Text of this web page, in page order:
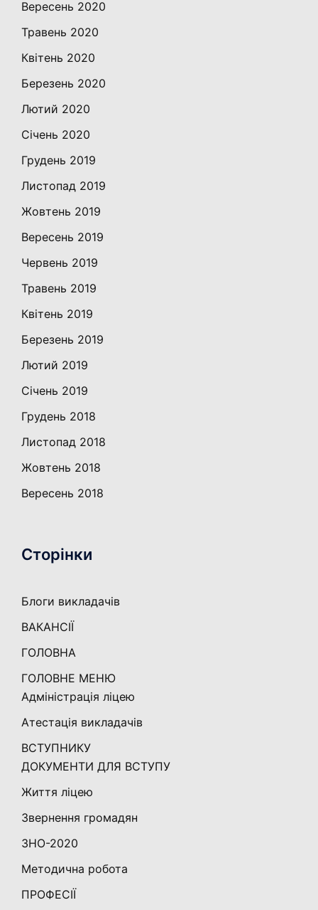
Вересень 2020
Травень 2020
Квітень 2020
Березень 2020
Лютий 2020
Січень 2020
Грудень 2019
Листопад 2019
Жовтень 2019
Вересень 2019
Червень 2019
Травень 2019
Квітень 2019
Березень 2019
Лютий 2019
Січень 2019
Грудень 2018
Листопад 2018
Жовтень 2018
Вересень 2018
Сторінки
Блоги викладачів
ВАКАНСІЇ
ГОЛОВНА
ГОЛОВНЕ МЕНЮ
Адміністрація ліцею
Атестація викладачів
ВСТУПНИКУ
ДОКУМЕНТИ ДЛЯ ВСТУПУ
Життя ліцею
Звернення громадян
ЗНО-2020
Методична робота
ПРОФЕСІЇ